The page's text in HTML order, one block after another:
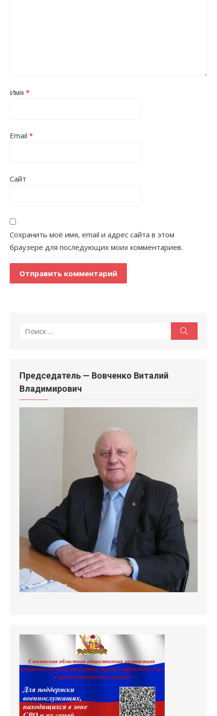
Имя *
Email *
Сайт
Сохранить моё имя, email и адрес сайта в этом
браузере для последующих моих комментариев.
Поиск
Председатель — Вовченко Виталий
Владимирович